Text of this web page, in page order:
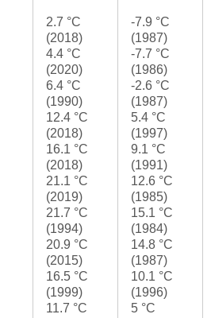
2.7 °C
(2018)
4.4 °C
(2020)
6.4 °C
(1990)
12.4 °C
(2018)
16.1 °C
(2018)
21.1 °C
(2019)
21.7 °C
(1994)
20.9 °C
(2015)
16.5 °C
(1999)
11.7 °C
-7.9 °C
(1987)
-7.7 °C
(1986)
-2.6 °C
(1987)
5.4 °C
(1997)
9.1 °C
(1991)
12.6 °C
(1985)
15.1 °C
(1984)
14.8 °C
(1987)
10.1 °C
(1996)
5 °C